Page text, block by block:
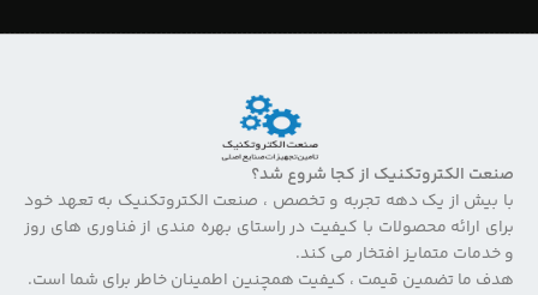
صنعت الکتروتکنیک از کجا شروع شد؟
با بیش از یک دهه تجربه و تخصص ، صنعت الکتروتکنیک به تعهد خود
برای ارائه محصولات با کیفیت در راستای بهره مندی از فناوری های روز
و خدمات متمایز افتخار می کند.
هدف ما تضمین قیمت ، کیفیت همچنین اطمینان خاطر برای شما است.